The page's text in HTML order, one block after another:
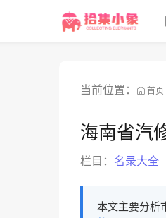
当前位置： 首页
海南省汽
栏目： 名录大全
本文主要分析